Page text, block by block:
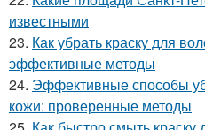
известными
23. Как убрать краску для
эффективные методы
24. Эффективные способы
кожи: проверенные методы